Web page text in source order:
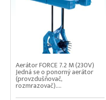
Aerátor FORCE 7.2 M (230V)
Jedná se o ponorný aerátor
(provzdušňovač,
rozmrazovač)....